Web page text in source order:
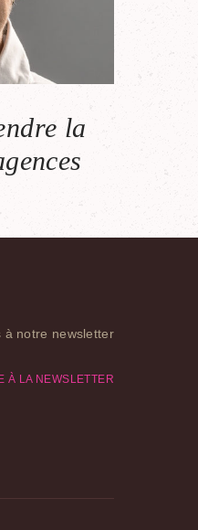
la
à notre newsletter
À LA NEWSLETTER